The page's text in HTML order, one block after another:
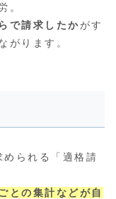
。
で請求したかがす
がります。
られる「適格請
との集計などが自